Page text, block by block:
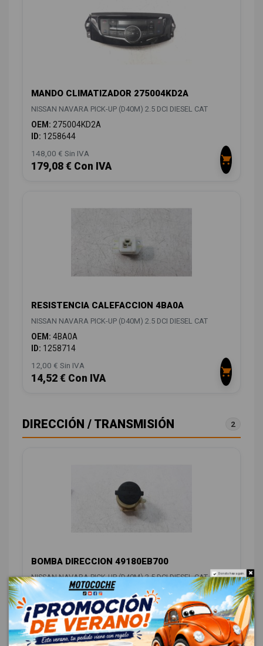
MANDO CLIMATIZADOR 275004KD2A
NISSAN NAVARA PICK-UP (D40M) 2.5 DCI DIESEL CAT
OEM: 275004KD2A
ID: 1258644
148,00 € Sin IVA
179,08 € Con IVA
RESISTENCIA CALEFACCION 4BA0A
NISSAN NAVARA PICK-UP (D40M) 2.5 DCI DIESEL CAT
OEM: 4BA0A
ID: 1258714
12,00 € Sin IVA
14,52 € Con IVA
DIRECCIÓN / TRANSMISIÓN 2
BOMBA DIRECCION 49180EB700
NISSAN NAVARA PICK-UP (D40M) 2.5 DCI DIESEL CAT
OEM:
49180EB700
ID:1258564
18,00 € Sin IVA
21,78 € Con IVA
Do not show again.